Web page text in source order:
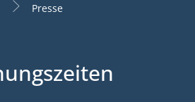
Presse